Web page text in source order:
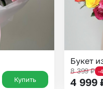
Купить
Букет
8 399₽ -
4 999